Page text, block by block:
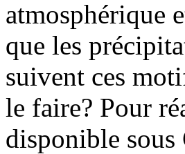
atmosphérique
que les
suivent ces
le faire? Pour
disponible sous